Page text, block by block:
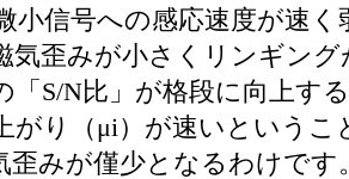
小信号への感応速度が速く
気歪みが小さくリンギング
「S/N比」が格段に向上す
がり（μi）が速いというこ
歪みが僅少となるわけです